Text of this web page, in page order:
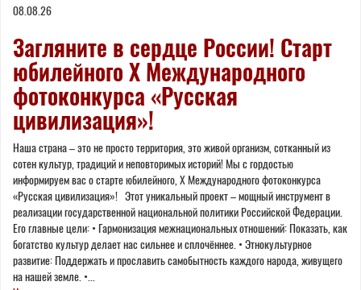
here
08.08.26
Загляните в сердце России! Старт
юбилейного X Международного
фотоконкурса «Русская
цивилизация»!
Наша страна – это не просто территория, это живой организм, сотканный из
сотен культур, традиций и неповторимых историй! Мы с гордостью
информируем вас о старте юбилейного, Х Международного фотоконкурса
«Русская цивилизация»! Этот уникальный проект – мощный инструмент в
реализации государственной национальной политики Российской Федерации.
Его главные цели: • Гармонизация межнациональных отношений: Показать, как
богатство культур делает нас сильнее и сплочённее. • Этнокультурное
развитие: Поддержать и прославить самобытность каждого народа, живущего
на нашей земле. •...